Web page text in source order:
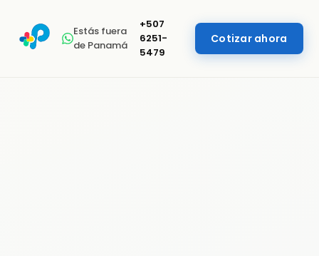
Estás fuera
de Panamá
+507
6251-
5479
Cotizar ahora